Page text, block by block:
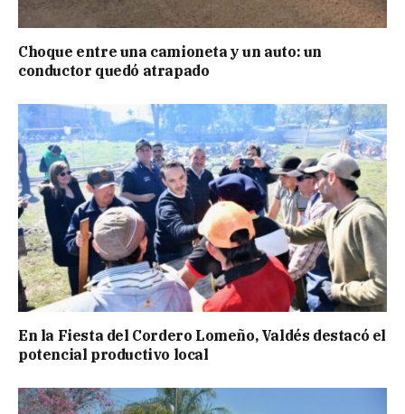
Choque entre una camioneta y un auto: un
conductor quedó atrapado
En la Fiesta del Cordero Lomeño, Valdés destacó el
potencial productivo local